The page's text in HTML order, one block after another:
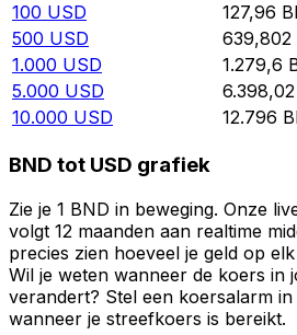
100 USD 127,96
500 USD 639,802
1.000 USD 1.279,6
5.000 USD 6.398,02
10.000 USD 12.796
BND tot USD grafiek
Zie je 1 BND in beweging. Onze
volgt 12 maanden aan realtime
precies zien hoeveel je geld op
Wil je weten wanneer de koers in
verandert? Stel een koersalarm
wanneer je streefkoers is bereikt.